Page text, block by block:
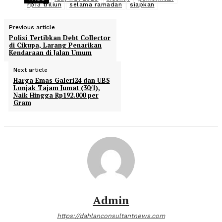
rp13 triliun
selama ramadan siapkan
Previous article
Polisi Tertibkan Debt Collector
di Cikupa, Larang Penarikan
Kendaraan di Jalan Umum
Next article
Harga Emas Galeri24 dan UBS
Lonjak Tajam Jumat (30/1),
Naik Hingga Rp192.000 per
Gram
Admin
https://dahlanconsultantnews.com